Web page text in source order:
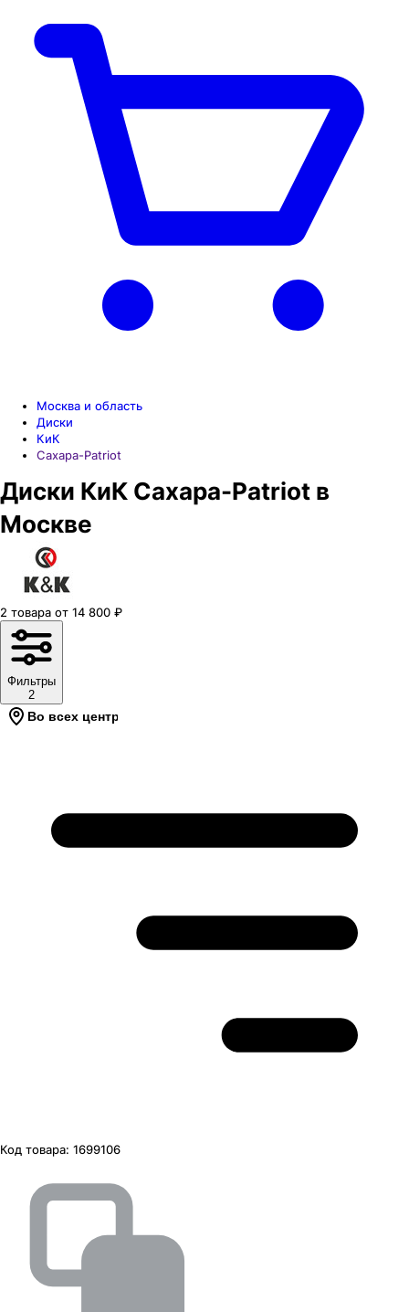
Москва и область
Диски
КиК
Сахара-Patriot
Диски КиК Сахара-Patriot в
Москве
2 товара от 14 800 ₽
Фильтры
2
Во всех центрах
Код товара: 1699106